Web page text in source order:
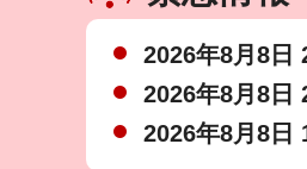
2026年8月8日
2026年8月8日
2026年8月8日